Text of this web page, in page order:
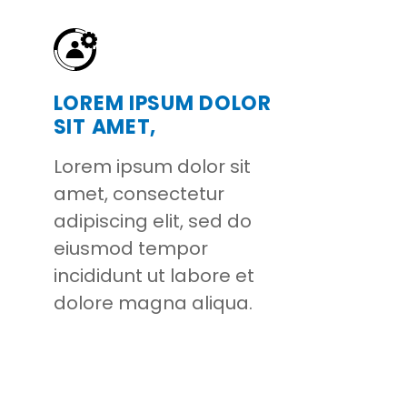
LOREM IPSUM DOLOR
SIT AMET,
Lorem ipsum dolor sit
amet, consectetur
adipiscing elit, sed do
eiusmod tempor
incididunt ut labore et
dolore magna aliqua.